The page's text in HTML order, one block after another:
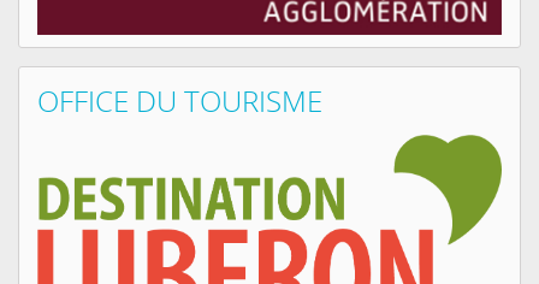
OFFICE DU TOURISME